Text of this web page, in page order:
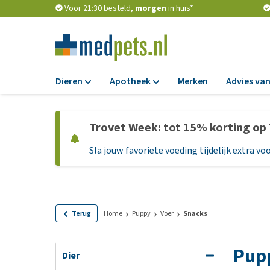
Voor 21:30 besteld, morgen in huis*
Dieren
Hondenbrokken
Natvoer
Graanvrij
Glutenvrij
Apotheek
Vlooien en teken
Ontworming
Probiotica en
Medische
Merken Advies
Trovet Week: tot 15% korting
Sla jouw favoriete voeding tijdelijk extra
Terug Home Puppy Voer Snacks
Dier